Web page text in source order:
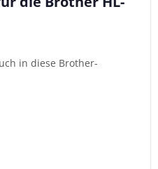
in diese Brother-